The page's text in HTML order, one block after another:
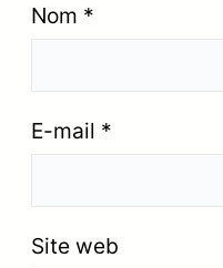
Nom *
E-mail *
Site web